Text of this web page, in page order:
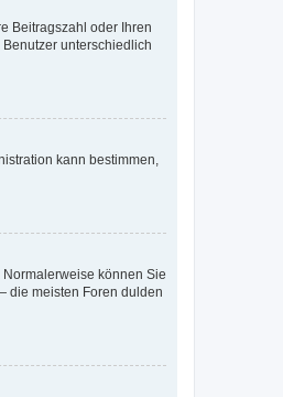
Beitragszahl oder Ihren
unterschiedlich
kann bestimmen,
können Sie
die meisten Foren dulden